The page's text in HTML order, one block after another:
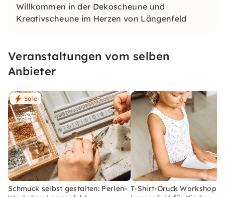
Willkommen in der Dekoscheune und
Kreativscheune im Herzen von Längenfeld
Veranstaltungen vom selben
Anbieter
Sale
Schmuck selbst gestalten: Perlen- T-Shirt-Druck Workshop in